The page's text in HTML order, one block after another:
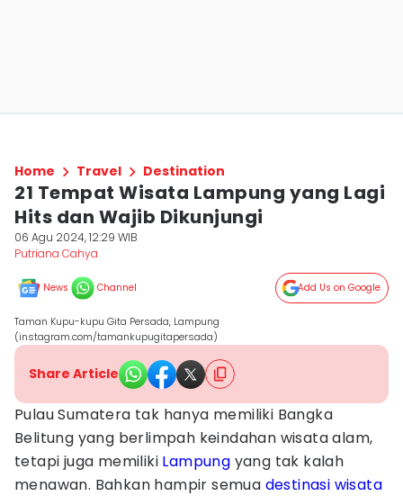
Home Travel Destination
21 Tempat Wisata Lampung yang Lagi
Hits dan Wajib Dikunjungi
06 Agu 2024, 12:29 WIB
Putriana Cahya
News Channel Add Us on Google
Taman Kupu-kupu Gita Persada, Lampung
(instagram.com/tamankupugitapersada)
Share Article
Pulau Sumatera tak hanya memiliki Bangka
Belitung yang berlimpah keindahan wisata alam,
tetapi juga memiliki Lampung yang tak kalah
menawan. Bahkan hampir semua destinasi wisata